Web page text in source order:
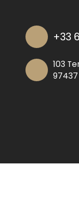
+33
103